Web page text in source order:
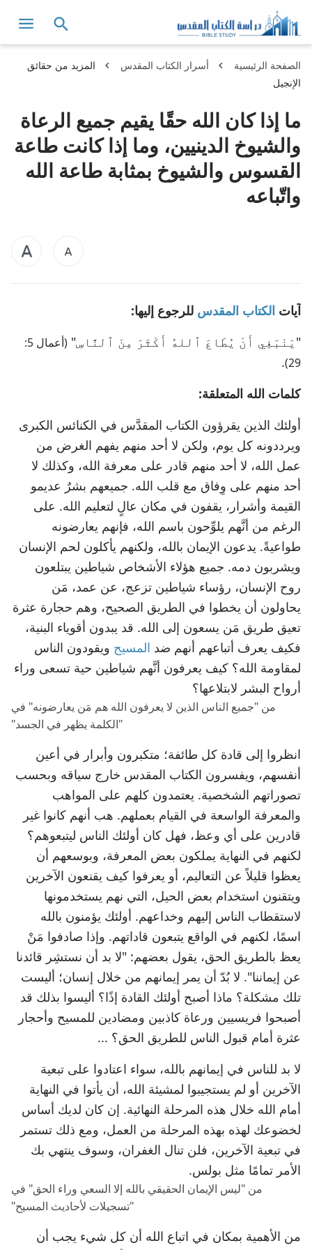
الصفحة الرئيسية أسرار الكتاب المقدس
المزيد من حقائق
الإنجيل
ما إذا كان الله حقًا يقيم جميع الرعاة
والشيوخ الدينيين، وما إذا كانت طاعة
القسوس والشيوخ بمثابة طاعة الله
واتّباعه
آيات الكتاب المقدس للرجوع إليها:
"يَنْبَغِي أَنْ يُطَاعَ ٱللهُ أَكْثَرَ مِنَ ٱلنَّاسِ"
(أعمال 5:
29)
.
كلمات الله المتعلقة:
أولئك الذين يقرؤون الكتاب المقدَّس في الكنائس الكبرى
ويرددونه كل يوم، ولكن لا أحد منهم يفهم الغرض من
عمل الله، لا أحد منهم قادر على معرفة الله، وكذلك لا
أحد منهم على وِفاق مع قلب الله. جميعهم بشرٌ عديمو
القيمة وأشرار، يقفون في مكان عالٍ لتعليم الله. على
الرغم من أنَّهم يلوِّحون باسم الله، فإنهم يعارضونه
طواعيةً. يدعون الإيمان بالله، ولكنهم يأكلون لحم الإنسان
ويشربون دمه. جميع هؤلاء الأشخاص شياطين يبتلعون
روح الإنسان، رؤساء شياطين تزعج، عن عمد، مَن
يحاولون أن يخطوا في الطريق الصحيح، وهم حجارة عثرة
تعيق طريق مَن يسعون إلى الله. قد يبدون أقوياء البنية،
فكيف يعرف أتباعهم أنهم ضد المسيح ويقودون الناس
لمقاومة الله؟ كيف يعرفون أنَّهم شياطين حية تسعى وراء
أرواح البشر لابتلاعها؟
من "جميع الناس الذين لا يعرفون الله هم مَن يعارضونه" في
"الكلمة يظهر في الجسد"
انظروا إلى قادة كل طائفة؛ متكبرون وأبرار في أعين
أنفسهم، ويفسرون الكتاب المقدس خارج سياقه وبحسب
تصوراتهم الشخصية. يعتمدون كلهم على المواهب
والمعرفة الواسعة في القيام بعملهم. هب أنهم كانوا غير
قادرين على أي وعظ، فهل كان أولئك الناس ليتبعوهم؟
لكنهم في النهاية يملكون بعض المعرفة، وبوسعهم أن
يعظوا قليلاً عن التعاليم، أو يعرفوا كيف يقنعون الآخرين
ويتقنون استخدام بعض الحيل، التي نهم يستخدمونها
لاستقطاب الناس إليهم وخداعهم. أولئك يؤمنون بالله
اسمًا، لكنهم في الواقع يتبعون قاداتهم. وإذا صادفوا مَنْ
يعظ بالطريق الحق، يقول بعضهم: "لا بد أن نستشِر قائدنا
عن إيماننا". لا بُدّ أن يمر إيمانهم من خلال إنسان؛ أليست
تلك مشكلة؟ ماذا أصبح أولئك القادة إذًا؟ أليسوا بذلك قد
أصبحوا فريسيين ورعاة كاذبين ومضادين للمسيح وأحجار
عثرة أمام قبول الناس للطريق الحق؟ ...
لا بد للناس في إيمانهم بالله، سواء اعتادوا على تبعية
الآخرين أو لم يستجيبوا لمشيئة الله، أن يأتوا في النهاية
أمام الله خلال هذه المرحلة النهائية. إن كان لديك أساس
لخضوعك لهذه بهذه المرحلة من العمل، ومع ذلك تستمر
في تبعية الآخرين، فلن تنال الغفران، وسوف ينتهي بك
الأمر تمامًا مثل بولس.
من "ليس الإيمان الحقيقي بالله إلا السعي وراء الحق" في
"تسجيلات لأحاديث المسيح"
من الأهمية بمكان في اتباع الله أن كل شيء يجب أن